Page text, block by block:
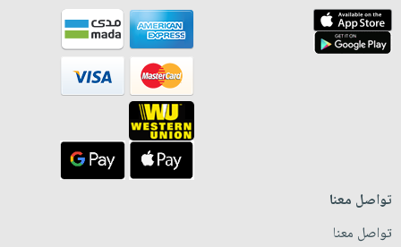
تواصل معنا
تواصل معنا